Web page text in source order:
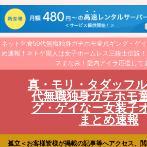
ネット乞食50代無職独身ガチホモ童貞ギング・ゲ
め速報！ネトゲ廃人は女子ホームレス三銃士伝説
スまなみ！愛内アイラ応援して
真・モリ・タダッフ
代無職独身ガチホモ
グ・ゲイなー女装子
まとめ速報
孤立＜お客様皆様が掲載の記事等へアクセス、